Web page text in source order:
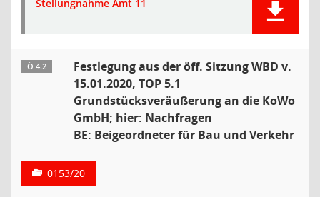
Stellungnahme Amt 11
Ö 4.2
Festlegung aus der öff. Sitzung WBD v.
15.01.2020, TOP 5.1
Grundstücksveräußerung an die KoWo
GmbH; hier: Nachfragen
BE: Beigeordneter für Bau und Verkehr
0153/20